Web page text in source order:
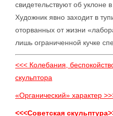
свидетельствуют об уклоне
Художник явно заходит в
оторванных от жизни
лишь ограниченной кучке
<<< Колебания,
скульптора
«Органический» характер
<<<Советская